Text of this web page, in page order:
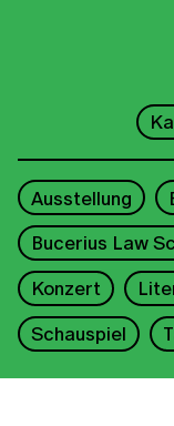
2
3
9
10
16
17
23
24
Ausstellung
Bucerius Law
Konzert
Schauspiel